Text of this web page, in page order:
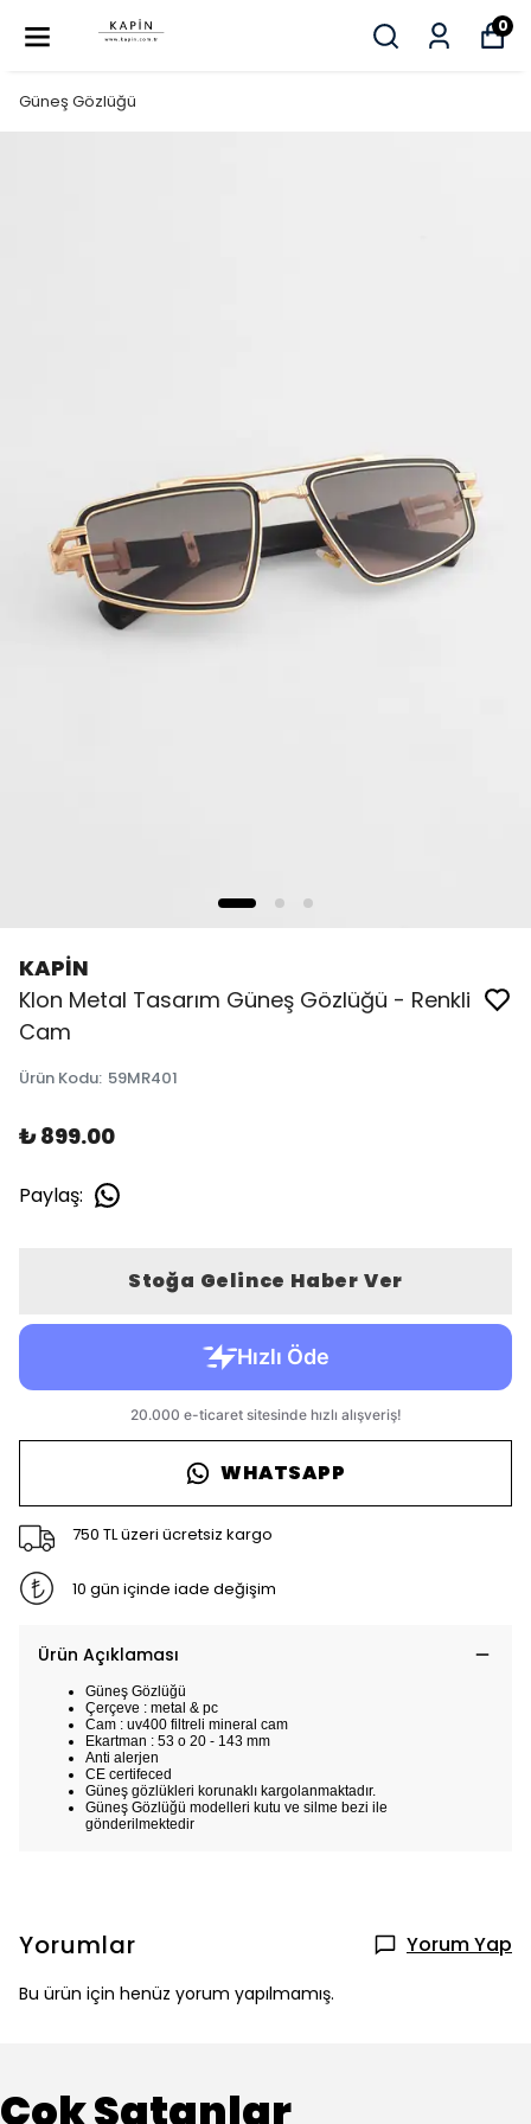
0
Güneş Gözlüğü
KAPİN
Klon Metal Tasarım Güneş Gözlüğü - Renkli
Cam
Ürün Kodu: 59MR401
₺ 899.00
Paylaş:
Stoğa Gelince Haber Ver
WHATSAPP
750 TL üzeri ücretsiz kargo
10 gün içinde iade değişim
Ürün Açıklaması
Güneş Gözlüğü
Çerçeve : metal & pc
Cam : uv400 filtreli mineral cam
Ekartman : 53 o 20 - 143 mm
Anti alerjen
CE certifeced
Güneş gözlükleri korunaklı kargolanmaktadır.
Güneş Gözlüğü modelleri kutu ve silme bezi ile
gönderilmektedir
Yorumlar Yorum Yap
Bu ürün için henüz yorum yapılmamış.
Çok Satanlar